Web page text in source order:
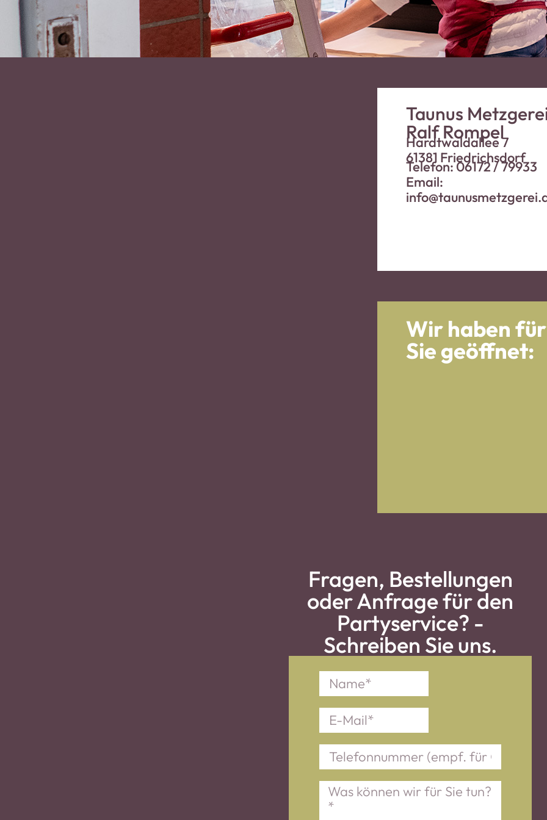
Taunus
Ralf Rompel
Hardtwaldallee 7
61381 Friedrichsdorf
Telefon: 06172 / 79933
Email:
Wir haben für
Sie geöffnet:
Fragen, Bestellungen
oder Anfrage für den
Partyservice? -
Schreiben Sie uns.